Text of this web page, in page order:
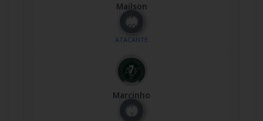
Mailson
Nº
90
ATACANTE
Marcinho
Nº
7